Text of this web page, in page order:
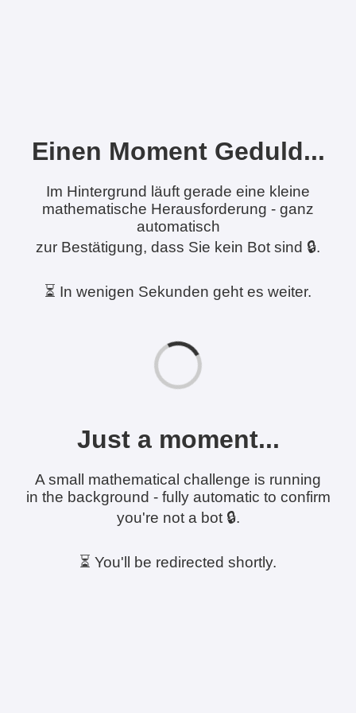
Einen Moment Geduld...
Im Hintergrund läuft gerade eine kleine
mathematische Herausforderung - ganz
automatisch
zur Bestätigung, dass Sie kein Bot sind 🔒.
⏳ In wenigen Sekunden geht es weiter.
Just a moment...
A small mathematical challenge is running
in the background - fully automatic to confirm
you're not a bot 🔒.
⏳ You'll be redirected shortly.